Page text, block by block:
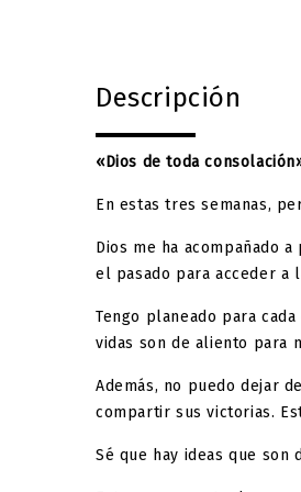
Descripción
«Dios de toda
En estas tres semanas,
Dios me ha acompañado
el pasado para acceder a
Tengo planeado para
vidas son de aliento para
Además, no puedo dejar
compartir sus victorias.
Sé que hay ideas que